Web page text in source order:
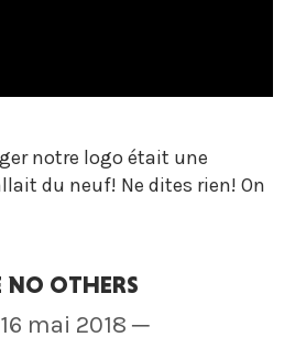
notre logo était une
du neuf! Ne dites rien! On
NO OTHERS
mai 2018 ─